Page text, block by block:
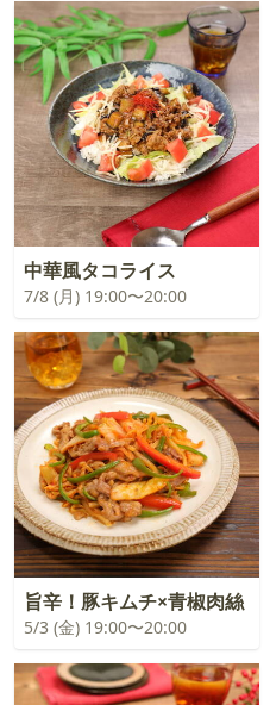
中華風タコライス
7/8 (月) 19:00〜20:00
旨辛！豚キムチ×青椒肉絲
5/3 (金) 19:00〜20:00